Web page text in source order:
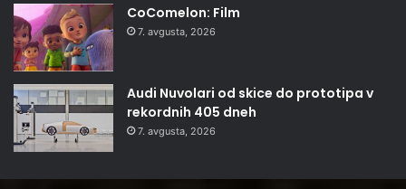
CoComelon: Film
7. avgusta, 2026
Audi Nuvolari od skice do prototipa v
rekordnih 405 dneh
7. avgusta, 2026